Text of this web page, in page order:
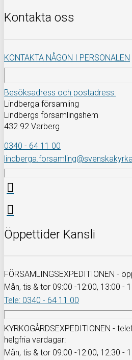
Kontakta oss
KONTAKTA NÅGON I PERSONALEN
Besöksadress och postadress:
Lindberga församling
Lindbergs församlingshem
432 92 Varberg
0340 - 64 11 00
Öppettider Kansli
FÖRSAMLINGSEXPEDITIONEN -
Mån, tis & tor 09:00 -12:00, 13:00 -
Tele: 0340 - 64 11 00
KYRKOGÅRDSEXPEDITIONEN -
helgfria vardagar:
Mån, tis & tor 09:00 -12:00, 12:30 -